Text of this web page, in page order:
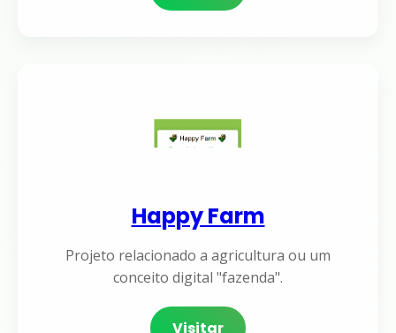
Happy Farm
Projeto relacionado a agricultura ou um
conceito digital "fazenda".
Visitar